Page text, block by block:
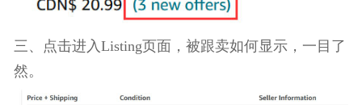
三、点击进入Listing页面，被跟卖如何显示，一目